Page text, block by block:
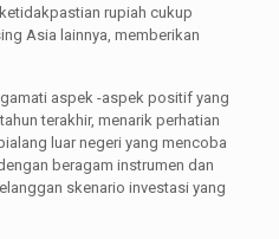
rupiah cukup
Asia lainnya, memberikan
aspek -aspek positif yang
terakhir, menarik perhatian
luar negeri yang mencoba
beragam instrumen dan
skenario investasi yang